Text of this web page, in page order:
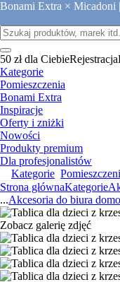
Bonami Extra × Micadoni |
50 zł dla CiebieRejestracja
Kategorie
Pomieszczenia
Bonami Extra
Inspiracje
Oferty i zniżki
Nowości
Produkty premium
Dla profesjonalistów
Kategorie
Strona głównaKategorie
...Akcesoria do biura
Zobacz galerię zdjęć